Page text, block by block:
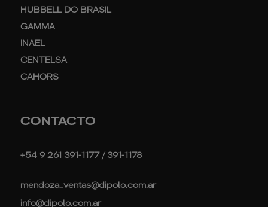
HUBBELL DO BRASIL
GAMMA
INAEL
CENTELSA
CAHORS
CONTACTO
+54 9 261 391-1177 / 391-1178
mendoza_ventas@dipolo.com.ar
info@dipolo.com.ar